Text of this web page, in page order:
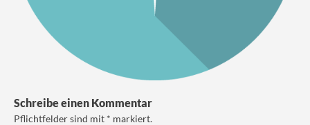
Schreibe einen Kommentar
Pflichtfelder sind mit * markiert.